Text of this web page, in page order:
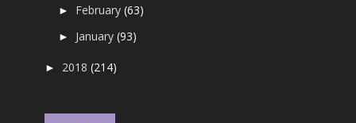
► February(63)
► January(93)
► 2018(214)